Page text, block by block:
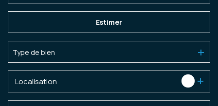
De l'immo pro
En saisonnier
De l'immo pro
Estimer
Type de bien
Localisation